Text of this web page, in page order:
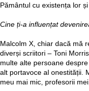
Pământul cu existența lor
Cine ți-a influențat
Malcolm X, chiar dacă mă
diverși scriitori – Toni
multe alte persoane
alt portavoce al onestității.
meu mai mic, profesorii